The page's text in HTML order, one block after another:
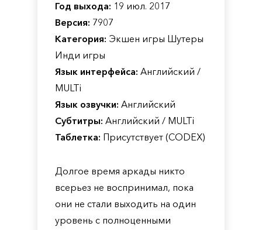
Год выхода: 19 июл. 2017
Версия: 7907
Категория: Экшен игры Шутеры
Инди игры
Язык интерфейса: Английский /
MULTi
Язык озвучки: Английский
Субтитры: Английский / MULTi
Таблетка: Присутствует (CODEX)
Долгое время аркады никто
всерьез не воспринимал, пока
они не стали выходить на один
уровень с полноценными